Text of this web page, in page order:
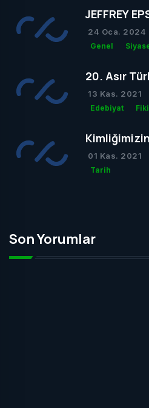
JEFFREY
Dolu Bir
24 Oca. 2024
Genel
20. Asır
13 Kas. 2021
Edebiyat
Mezar
01 Kas. 2021
Tarih
Son Yorumlar